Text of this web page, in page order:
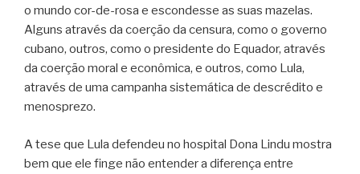
o mundo cor-de-rosa e escondesse as suas mazelas.
Alguns através da coerção da censura, como o governo
cubano, outros, como o presidente do Equador, através
da coerção moral e econômica, e outros, como Lula,
através de uma campanha sistemática de descrédito e
menosprezo.
A tese que Lula defendeu no hospital Dona Lindu mostra
bem que ele finge não entender a diferença entre